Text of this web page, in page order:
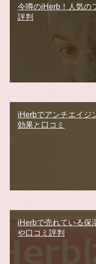
今噂のiHerb！人気の
評判
iHerbでアンチエイジ
効果と口コミ
iHerbで売れている保
や口コミ評判